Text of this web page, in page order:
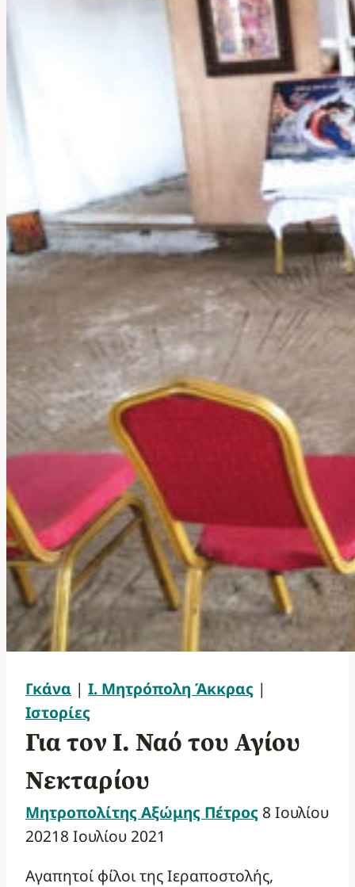
Γκάνα | Ι. Μητρόπολη Άκκρας |
Ιστορίες
Για τον Ι. Ναό του Αγίου
Νεκταρίου
Μητροπολίτης Αξώμης Πέτρος 8 Ιουλίου
20218 Ιουλίου 2021
Αγαπητοί φίλοι της Ιεραποστολής,